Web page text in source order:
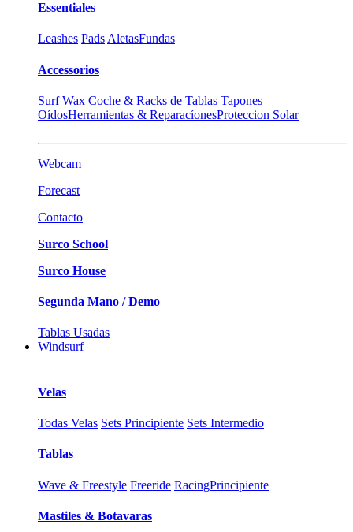
Essentiales
Leashes Pads AletasFundas
Accessorios
Surf Wax Coche & Racks de Tablas Tapones
OídosHerramientas & ReparacíonesProteccion Solar
Webcam
Forecast
Contacto
Surco School
Surco House
Segunda Mano / Demo
Tablas Usadas
Windsurf
Velas
Todas Velas Sets Principiente Sets Intermedio
Tablas
Wave & Freestyle Freeride RacingPrincipiente
Mastiles & Botavaras